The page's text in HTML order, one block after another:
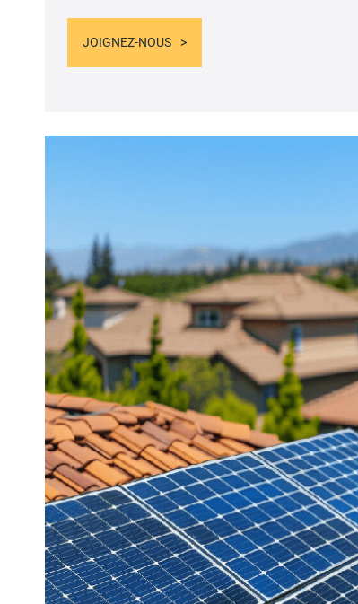
JOIGNEZ-NOUS